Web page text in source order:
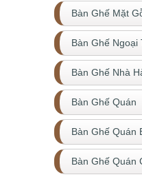
Bàn Ghế Mặt
Bàn Ghế Ngoại
Bàn Ghế Nhà
Bàn Ghế Quán
Bàn Ghế Quán
Bàn Ghế Quán